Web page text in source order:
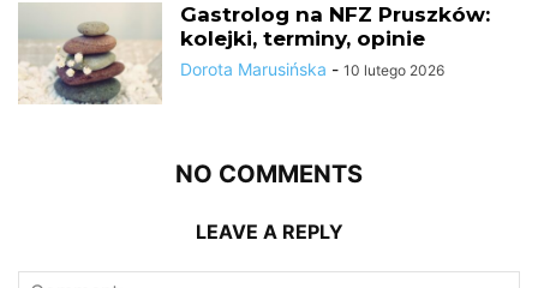
Gastrolog na NFZ Pruszków:
kolejki, terminy, opinie
Dorota Marusińska - 10 lutego 2026
NO COMMENTS
LEAVE A REPLY